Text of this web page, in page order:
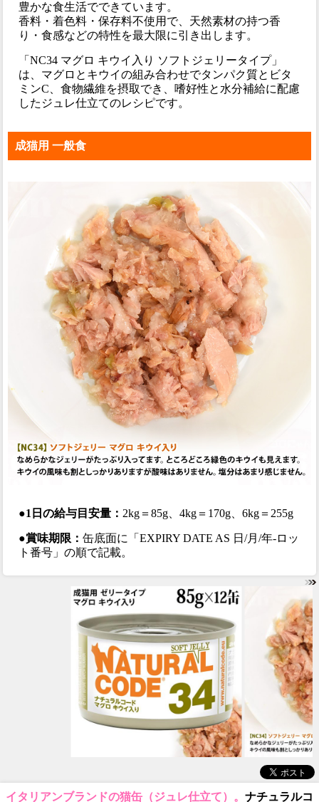
豊かな食生活でできています。
香料・着色料・保存料不使用で、天然素材の持つ香
り・食感などの特性を最大限に引き出します。
「NC34 マグロ キウイ入り ソフトジェリータイプ」
は、マグロとキウイの組み合わせでタンパク質とビタ
ミンC、食物繊維を摂取でき、嗜好性と水分補給に配慮
したジュレ仕立てのレシピです。
成猫用 一般食
●1日の給与目安量： 2kg＝85g、4kg＝170g、6kg＝255g
●賞味期限：缶底面に「EXPIRY DATE AS 日/月/年-ロッ
ト番号」の順で記載。
イタリアンブランドの猫缶（ジュレ仕立て）。 ナチュラルコ